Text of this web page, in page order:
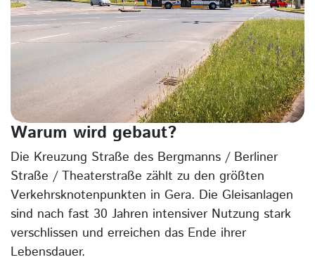
Warum wird gebaut?
Die Kreuzung Straße des Bergmanns / Berliner
Straße / Theaterstraße zählt zu den größten
Verkehrsknotenpunkten in Gera. Die Gleisanlagen
sind nach fast 30 Jahren intensiver Nutzung stark
verschlissen und erreichen das Ende ihrer
Lebensdauer.